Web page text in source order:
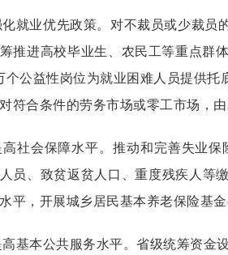
就业优先政策。 对不裁员或少裁员
推进高校毕业生、农民工等重点群
个公益性岗位为就业困难人员提供
符合条件的劳务市场或零工市场，
高社会保障水平。推动和完善失业保
员、致贫返贫人口、重度残疾人等
平，开展城乡居民基本养老保险基
高基本公共服务水平。省级统筹资金